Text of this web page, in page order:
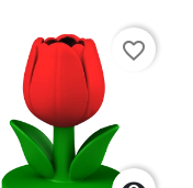
favorite_border